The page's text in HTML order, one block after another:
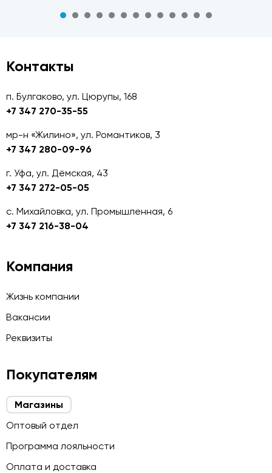
Контакты
п. Булгаково, ул. Цюрупы, 168
+7 347 270-35-55
мр-н «Жилино», ул. Романтиков, 3
+7 347 280-09-96
г. Уфа, ул. Дёмская, 43
+7 347 272-05-05
с. Михайловка, ул. Промышленная, 6
+7 347 216-38-04
Компания
Жизнь компании
Вакансии
Реквизиты
Покупателям
Магазины
Оптовый отдел
Программа лояльности
Оплата и доставка